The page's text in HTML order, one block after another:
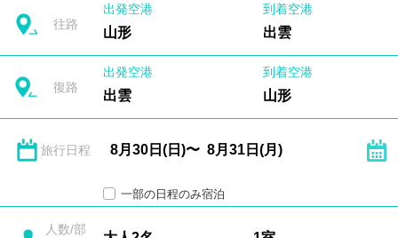
往路
出発空港
山形
到着空港
出雲
復路
出発空港
出雲
到着空港
山形
旅行日程
一部の日程のみ宿泊
人数/部